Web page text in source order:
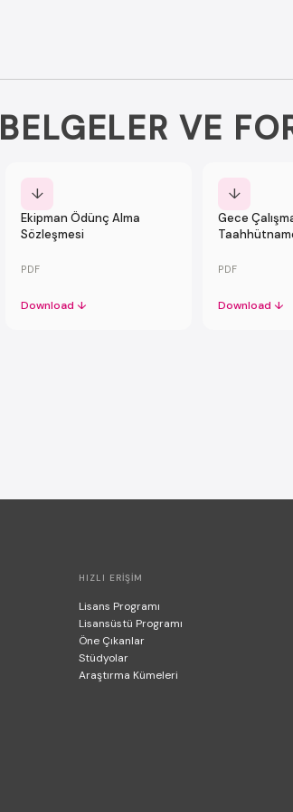
BELGELER VE
↓
Ekipman Ödünç Alma
Sözleşmesi
PDF
Download ↓
↓
Gece
PDF
Download ↓
HIZLI ERIŞIM
Lisans Programı
Lisansüstü Programı
Öne Çıkanlar
Stüdyolar
Araştırma Kümeleri